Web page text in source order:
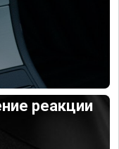
реакции